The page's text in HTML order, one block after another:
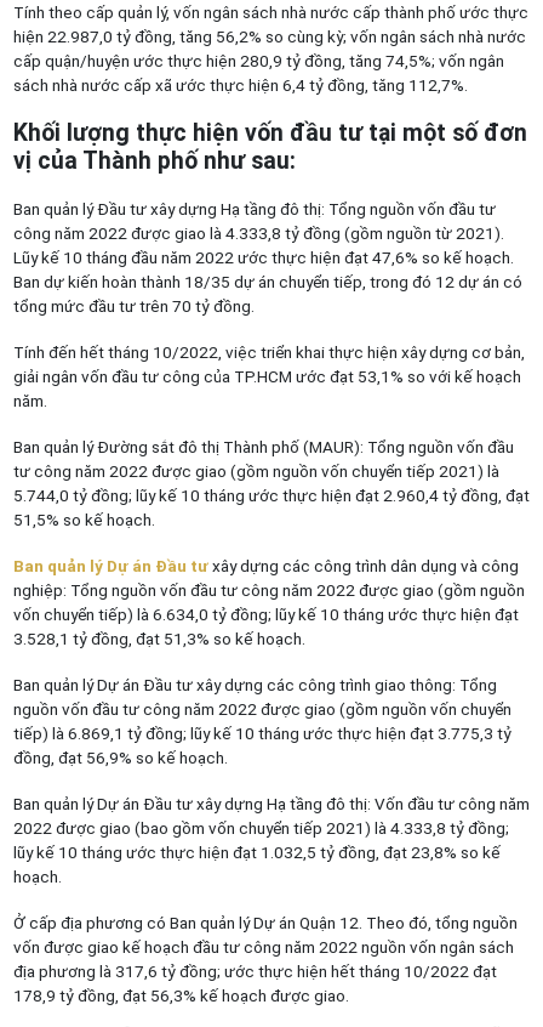
Tính theo cấp quản lý, vốn ngân sách nhà nước cấp thành phố ước thực
hiện 22.987,0 tỷ đồng, tăng 56,2% so cùng kỳ; vốn ngân sách nhà nước
cấp quận/huyện ước thực hiện 280,9 tỷ đồng, tăng 74,5%; vốn ngân
sách nhà nước cấp xã ước thực hiện 6,4 tỷ đồng, tăng 112,7%.
Khối lượng thực hiện vốn đầu tư tại một số đơn
vị của Thành phố như sau:
Ban quản lý Đầu tư xây dựng Hạ tầng đô thị: Tổng nguồn vốn đầu tư
công năm 2022 được giao là 4.333,8 tỷ đồng (gồm nguồn từ 2021).
Lũy kế 10 tháng đầu năm 2022 ước thực hiện đạt 47,6% so kế hoạch.
Ban dự kiến hoàn thành 18/35 dự án chuyển tiếp, trong đó 12 dự án có
tổng mức đầu tư trên 70 tỷ đồng.
Tính đến hết tháng 10/2022, việc triển khai thực hiện xây dựng cơ bản,
giải ngân vốn đầu tư công của TP.HCM ước đạt 53,1% so với kế hoạch
năm.
Ban quản lý Đường sắt đô thị Thành phố (MAUR): Tổng nguồn vốn đầu
tư công năm 2022 được giao (gồm nguồn vốn chuyển tiếp 2021) là
5.744,0 tỷ đồng; lũy kế 10 tháng ước thực hiện đạt 2.960,4 tỷ đồng, đạt
51,5% so kế hoạch.
Ban quản lý Dự án Đầu tưxây dựng các công trình dân dụng và công
nghiệp: Tổng nguồn vốn đầu tư công năm 2022 được giao (gồm nguồn
vốn chuyển tiếp) là 6.634,0 tỷ đồng; lũy kế 10 tháng ước thực hiện đạt
3.528,1 tỷ đồng, đạt 51,3% so kế hoạch.
Ban quản lý Dự án Đầu tư xây dựng các công trình giao thông: Tổng
nguồn vốn đầu tư công năm 2022 được giao (gồm nguồn vốn chuyển
tiếp) là 6.869,1 tỷ đồng; lũy kế 10 tháng ước thực hiện đạt 3.775,3 tỷ
đồng, đạt 56,9% so kế hoạch.
Ban quản lý Dự án Đầu tư xây dựng Hạ tầng đô thị: Vốn đầu tư công năm
2022 được giao (bao gồm vốn chuyển tiếp 2021) là 4.333,8 tỷ đồng;
lũy kế 10 tháng ước thực hiện đạt 1.032,5 tỷ đồng, đạt 23,8% so kế
hoạch.
Ở cấp địa phương có Ban quản lý Dự án Quận 12. Theo đó, tổng nguồn
vốn được giao kế hoạch đầu tư công năm 2022 nguồn vốn ngân sách
địa phương là 317,6 tỷ đồng; ước thực hiện hết tháng 10/2022 đạt
178,9 tỷ đồng, đạt 56,3% kế hoạch được giao.